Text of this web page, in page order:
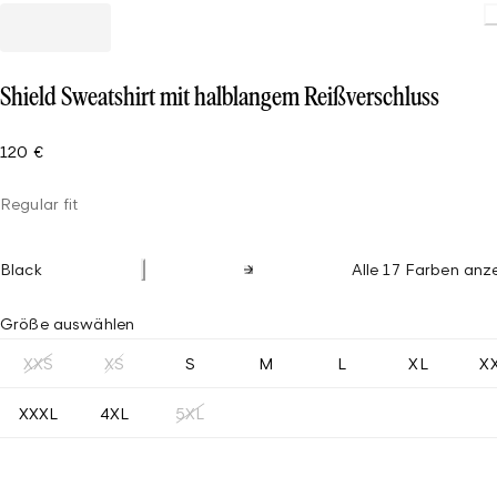
Shield Sweatshirt mit halblangem Reißverschluss
120 €
Regular fit
Black Alle 17 Farben
Größe auswählen
XXS XS S M L XL
XXXL 4XL 5XL